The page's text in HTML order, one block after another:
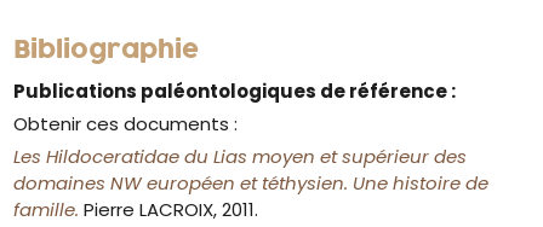
Bibliographie
Publications paléontologiques de référence :
Obtenir ces documents :
Les Hildoceratidae du Lias moyen et supérieur des
domaines NW européen et téthysien. Une histoire de
famille.Pierre LACROIX, 2011.